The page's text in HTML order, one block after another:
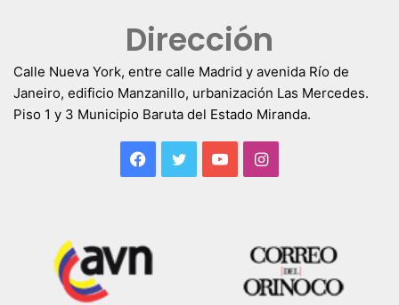
Dirección
Calle Nueva York, entre calle Madrid y avenida Río de
Janeiro, edificio Manzanillo, urbanización Las Mercedes.
Piso 1 y 3 Municipio Baruta del Estado Miranda.
Facebook
TwitterYouTubeInstagram